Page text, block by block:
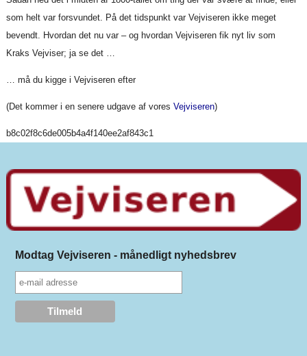
som helt var forsvundet. På det tidspunkt var Vejviseren ikke meget
bevendt. Hvordan det nu var – og hvordan Vejviseren fik nyt liv som
Kraks Vejviser; ja se det …
… må du kigge i Vejviseren efter
(Det kommer i en senere udgave af vores Vejviseren)
b8c02f8c6de005b4a4f140ee2af843c1
Modtag Vejviseren - månedligt nyhedsbrev